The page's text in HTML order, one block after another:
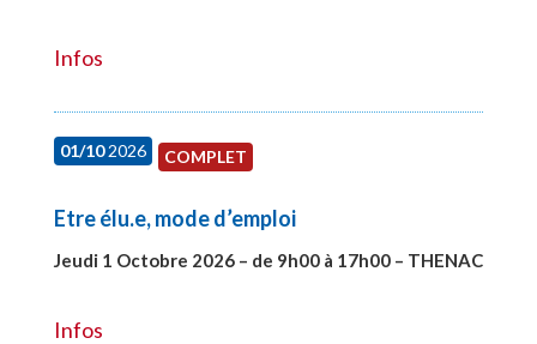
Infos
01/102026 COMPLET
Etre élu.e, mode d’emploi
Jeudi 1 Octobre 2026 – de 9h00 à 17h00 – THENAC
Infos